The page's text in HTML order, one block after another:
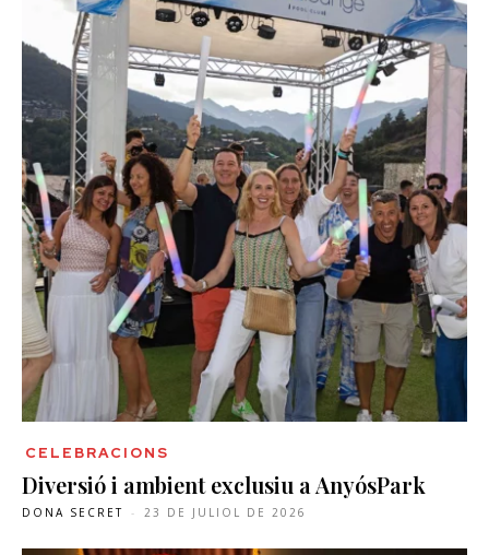
CELEBRACIONS
Diversió i ambient exclusiu a AnyósPark
DONA SECRET - 23 DE JULIOL DE 2026